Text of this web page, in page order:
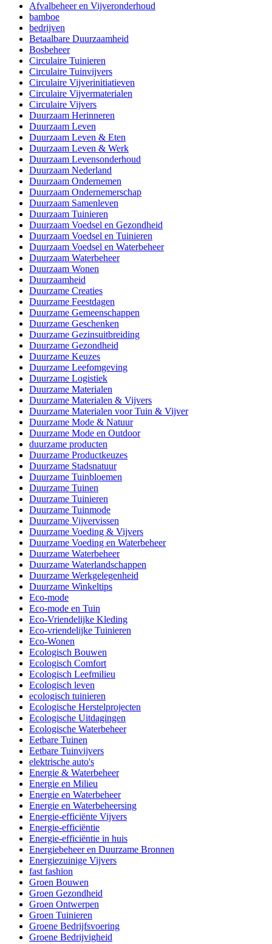
Afvalbeheer en Vijveronderhoud
bamboe
bedrijven
Betaalbare Duurzaamheid
Bosbeheer
Circulaire Tuinieren
Circulaire Tuinvijvers
Circulaire Vijverinitiatieven
Circulaire Vijvermaterialen
Circulaire Vijvers
Duurzaam Herinneren
Duurzaam Leven
Duurzaam Leven & Eten
Duurzaam Leven & Werk
Duurzaam Levensonderhoud
Duurzaam Nederland
Duurzaam Ondernemen
Duurzaam Ondernemerschap
Duurzaam Samenleven
Duurzaam Tuinieren
Duurzaam Voedsel en Gezondheid
Duurzaam Voedsel en Tuinieren
Duurzaam Voedsel en Waterbeheer
Duurzaam Waterbeheer
Duurzaam Wonen
Duurzaamheid
Duurzame Creaties
Duurzame Feestdagen
Duurzame Gemeenschappen
Duurzame Geschenken
Duurzame Gezinsuitbreiding
Duurzame Gezondheid
Duurzame Keuzes
Duurzame Leefomgeving
Duurzame Logistiek
Duurzame Materialen
Duurzame Materialen & Vijvers
Duurzame Materialen voor Tuin & Vijver
Duurzame Mode & Natuur
Duurzame Mode en Outdoor
duurzame producten
Duurzame Productkeuzes
Duurzame Stadsnatuur
Duurzame Tuinbloemen
Duurzame Tuinen
Duurzame Tuinieren
Duurzame Tuinmode
Duurzame Vijvervissen
Duurzame Voeding & Vijvers
Duurzame Voeding en Waterbeheer
Duurzame Waterbeheer
Duurzame Waterlandschappen
Duurzame Werkgelegenheid
Duurzame Winkeltips
Eco-mode
Eco-mode en Tuin
Eco-Vriendelijke Kleding
Eco-vriendelijke Tuinieren
Eco-Wonen
Ecologisch Bouwen
Ecologisch Comfort
Ecologisch Leefmilieu
Ecologisch leven
ecologisch tuinieren
Ecologische Herstelprojecten
Ecologische Uitdagingen
Ecologische Waterbeheer
Eetbare Tuinen
Eetbare Tuinvijvers
elektrische auto's
Energie & Waterbeheer
Energie en Milieu
Energie en Waterbeheer
Energie en Waterbeheersing
Energie-efficiënte Vijvers
Energie-efficiëntie
Energie-efficiëntie in huis
Energiebeheer en Duurzame Bronnen
Energiezuinige Vijvers
fast fashion
Groen Bouwen
Groen Gezondheid
Groen Ontwerpen
Groen Tuinieren
Groene Bedrijfsvoering
Groene Bedrijvigheid